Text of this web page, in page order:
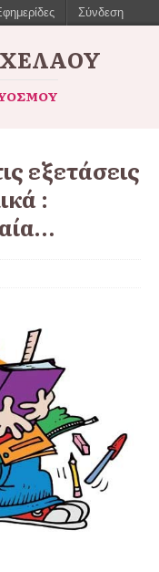
εξετάσεις
:
Σύνδεση